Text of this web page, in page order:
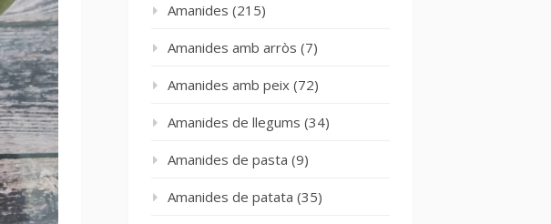
Amanides (215)
Amanides amb arròs (7)
Amanides amb peix (72)
Amanides de llegums (34)
Amanides de pasta (9)
Amanides de patata (35)